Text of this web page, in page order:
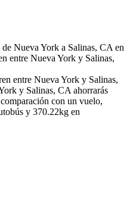
Nueva York a Salinas, CA en
entre Nueva York y Salinas,
entre Nueva York y Salinas,
y Salinas, CA ahorrarás
con un vuelo,
y 370.22kg en